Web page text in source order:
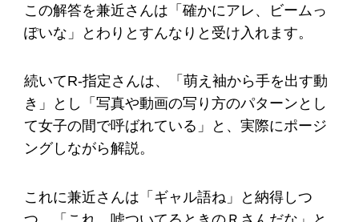
この解答を兼近さんは「確かにアレ、ビームっ
ぽいな」とわりとすんなりと受け入れます。
続いてR-指定さんは、「萌え袖から手を出す動
き」とし「写真や動画の写り方のパターンとし
て女子の間で呼ばれている」と、実際にポージ
ングしながら解説。
これに兼近さんは「ギャル語ね」と納得しつ